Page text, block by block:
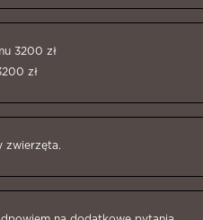
3200 zł
zł
zwierzęta.